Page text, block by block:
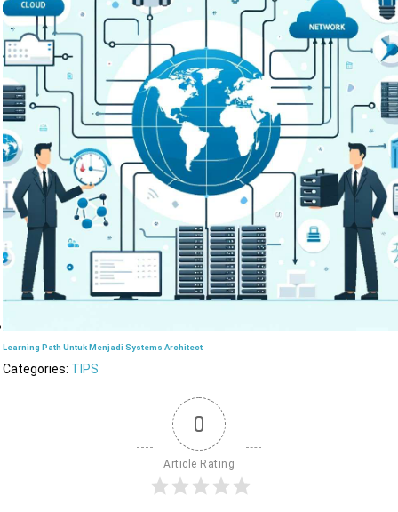
Learning Path Untuk Menjadi Systems Architect
Categories: TIPS
0
Article Rating